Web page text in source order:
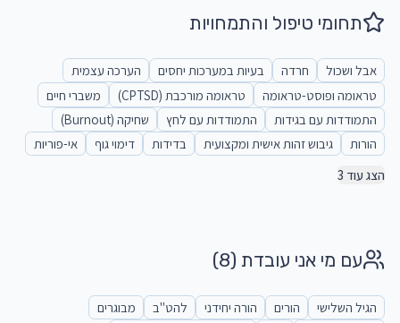
תחומי טיפול והתמחויות
אבל ושכול חרדה בעיות במערכות יחסים
הערכה עצמית
טראומה ופוסט-טראומה
טראומה מורכבת (CPTSD)
משברי חיים
התמודדות עם בגידות
התמודדות עם לחץ
שחיקה (Burnout)
הורות
גיבוש זהות אישית ומקצועית בדידות דימוי גוף
אי-פוריות
הצג עוד 3
עם מי אני עובדת (8)
הגיל השלישי הורים הורה יחידני להט"ב
מבוגרים